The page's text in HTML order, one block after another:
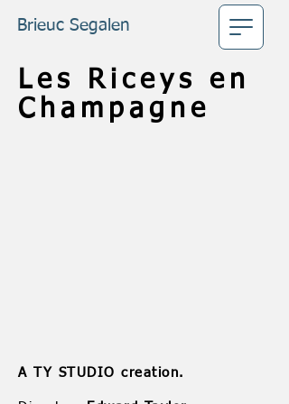
Brieuc Segalen
Les Riceys en
Champagne
A TY STUDIO creation.